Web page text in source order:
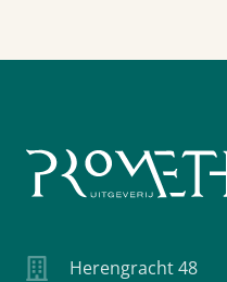
Herengracht 48